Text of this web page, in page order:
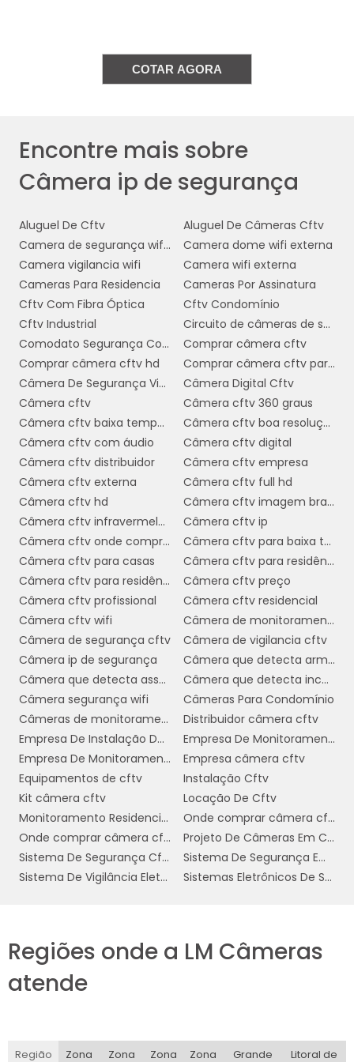
de armazenamento na nuvem, o que facilita o
acesso e a gestão das gravações. No entanto,
para as suas necessidades.
Funcionalidades adicionais, comodetecção
de movimento
visão noturna e
bidirecional
, podem agregar valor ao
sistema de segurança. Estas características
ajudam a monitorar atividades suspeitas e a
interagir com pessoas no local, mesmo à
distância.
Por fim, a
facilidade de integraçãocom
outros sistemas de segurança é crucial.
Verifique se a câmera é compatível com
soluções de controle de acesso e alarmes,
garantindo um sistema de segurança
integrado e eficiente. Consultar um
especialista em segurança pode ser valioso
para ajudar na escolha do equipamento mais
adequado.
INSTALAÇÃO E
CONFIGURAÇÃO DE
CÂMERAS IP
A instalação e configuração de câmeras IP de
segurança são etapas fundamentais para
garantir que o sistema funcione de maneira
eficiente e segura. O primeiro passo é escolher
o local de instalação adequado para cada
câmera, levando em consideração o campo
de visão desejado e a cobertura das áreas
críticas. É importante evitar obstruções e
garantir que a câmera esteja em um ponto
alto para maximizar a visibilidade.
Após determinar a localização, a instalação
física da câmera pode ser feita. Isso
geralmente envolve fixar a câmera no local
escolhido e garantir que esteja firmemente
Em seguida, vem a configuração do software
da câmera. Isso inclui conectar a câmera à
especificações do modelo. Uma vez
COTAR AGORA
Encontre mais sobre
Câmera ip de segurança
Aluguel De Cftv
Aluguel De Câmeras Cftv
Camera de segurança wifi com audio
Camera dome wifi externa
Camera vigilancia wifi
Camera wifi externa
Cameras Para Residencia
Cameras Por Assinatura
Cftv Com Fibra Óptica
Cftv Condomínio
Cftv Industrial
Circuito de câmeras de segurança
Comodato Segurança Condominio
Comprar câmera cftv
Comprar câmera cftv hd
Comprar câmera cftv para casa
Câmera De Segurança Via Internet
Câmera Digital Cftv
Câmera cftv
Câmera cftv 360 graus
Câmera cftv baixa temperatura
Câmera cftv boa resolução
Câmera cftv com áudio
Câmera cftv digital
Câmera cftv distribuidor
Câmera cftv empresa
Câmera cftv externa
Câmera cftv full hd
Câmera cftv hd
Câmera cftv imagem branca
Câmera cftv infravermelho
Câmera cftv ip
Câmera cftv onde comprar
Câmera cftv para baixa temperatura
Câmera cftv para casas
Câmera cftv para residência
Câmera cftv para residência preço
Câmera cftv preço
Câmera cftv profissional
Câmera cftv residencial
Câmera cftv wifi
Câmera de monitoramento cftv
Câmera de segurança cftv
Câmera de vigilancia cftv
Câmera ip de segurança
Câmera que detecta armas
Câmera que detecta assalto
Câmera que detecta incêndio
Câmera segurança wifi
Câmeras Para Condomínio
Câmeras de monitoramento wifi
Distribuidor câmera cftv
Empresa De Instalação De Cftv
Empresa De Monitoramento De Câmeras
Empresa De Monitoramento Residencial
Empresa câmera cftv
Equipamentos de cftv
Instalação Cftv
Kit câmera cftv
Locação De Cftv
Monitoramento Residencial Preço
Onde comprar câmera cftv
Onde comprar câmera cftv residencial
Projeto De Câmeras Em Condomínio
Sistema De Segurança Cftv Digital
Sistema De Segurança Empresarial
Sistema De Vigilância Eletrônica
Sistemas Eletrônicos De Segurança
Regiões onde a LM Câmeras
atende
Região
Zona
Zona
Zona
Zona
Grande
Litoral de